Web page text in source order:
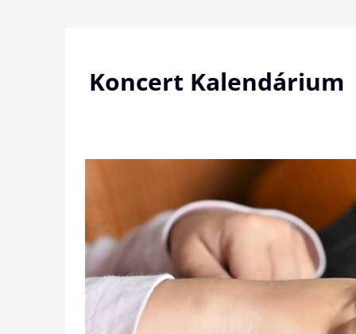
Koncert Kalendárium